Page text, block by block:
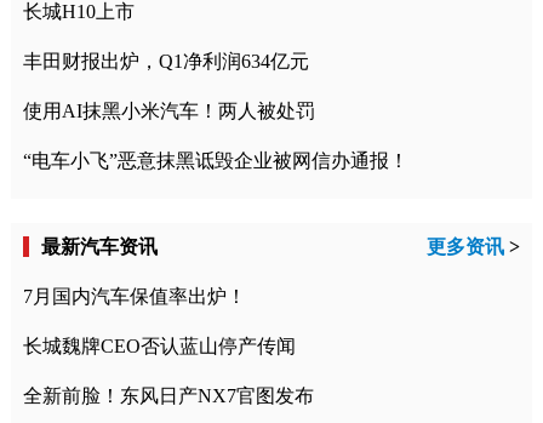
长城H10上市
丰田财报出炉，Q1净利润634亿元
使用AI抹黑小米汽车！两人被处罚
“电车小飞”恶意抹黑诋毁企业被网信办通报！
最新汽车资讯 更多资讯 >
7月国内汽车保值率出炉！
长城魏牌CEO否认蓝山停产传闻
全新前脸！东风日产NX7官图发布